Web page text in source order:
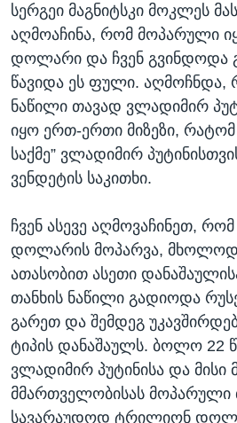
სერგეი მაგნიტსკი მოკლეს
აღმოაჩინა, რომ მოპარული
დოლარი და ჩვენ გვინდოდა
წავიდა ეს ფული. აღმოჩნდა,
ნაწილი თავად ვლადიმირ
იყო ერთ-ერთი მიზეზი, რატომ
საქმე” ვლადიმირ
ვენდეტის საკითხი.
ჩვენ ასევე აღმოვაჩინეთ,
დოლარის მოპარვა, მხოლოდ
ათასობით ასეთი
თანხის ნაწილი გადიოდა
გარეთ და შემდეგ
ტიპის დანაშაულს. ბოლო 22
ვლადიმირ პუტინისა და მისი
მმართველობისას მოპარული
სავარაუდოდ ტრილიონ